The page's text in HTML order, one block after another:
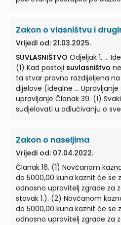
u vlasništvu ilisuvlasništvu
stan čija je stambena ... propisane člankom 17.
stavkom 1. ovoga Zakona,
na području primjene ovoga
ima u vlasništvu ili
druge skupine područja
uvjet da na području Republike
Hercegovine nema u
Zakon o vlasništvu i
Vrijedi od: 21.03.2025.
SUVLASNIŠTVO Odjeljak 1. ... Idealni dio stvari Članak 37.
(1) Kad postoji suvlasništvo
ta stvar pravno razdijeljena
dijelove (idealne ... Upravljanje stvarju Pravo na
upravljanje Članak 39. (1)
sudjelovati u odlučivanju o
svojim suvlasnicima one
njegovasuvlasništva... Razvrgnuće Pravo na
razvrgnuće Članak 47. (1)
razvrgnućesuvlasništva , ako
to mu pravo ne zastarijeva. (2
Zakon o naseljima
Vrijedi od: 07.04.2022.
Članak 16. (1) Novčanom
do 5000,00 kuna kaznit će se
odnosno upravitelj zgrade za
stavak 1.). (2) Novčanom
do 5000,00 kuna kaznit će se
odnosno upravitelj zgrade za